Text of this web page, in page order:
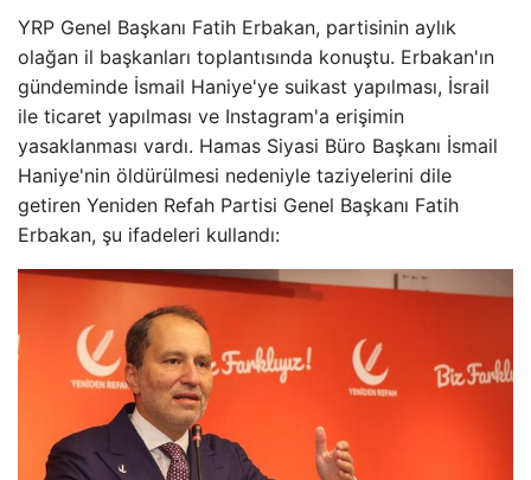
YRP Genel Başkanı Fatih Erbakan, partisinin aylık
olağan il başkanları toplantısında konuştu. Erbakan'ın
gündeminde İsmail Haniye'ye suikast yapılması, İsrail
ile ticaret yapılması ve Instagram'a erişimin
yasaklanması vardı. Hamas Siyasi Büro Başkanı İsmail
Haniye'nin öldürülmesi nedeniyle taziyelerini dile
getiren Yeniden Refah Partisi Genel Başkanı Fatih
Erbakan, şu ifadeleri kullandı: